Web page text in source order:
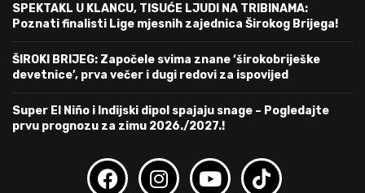
SPEKTAKL U KLANCU, TISUĆE LJUDI NA TRIBINAMA:
Poznati finalisti Lige mjesnih zajednica Širokog Brijega!
ŠIROKI BRIJEG: Započele svima znane ‘širokobriješke
devetnice’, prva večer i dugi redovi za ispovijed
Super El Niño i Indijski dipol spajaju snage – Pogledajte
prvu prognozu za zimu 2026./2027.!